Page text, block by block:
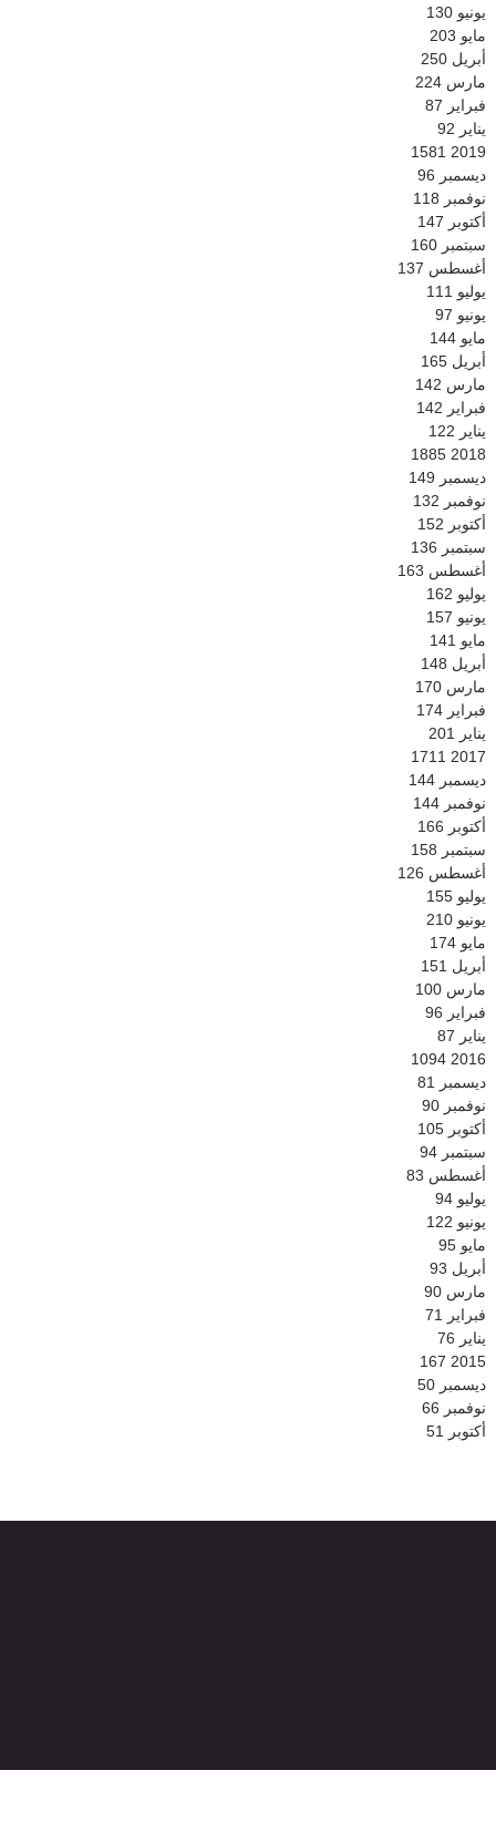
يونيو 130
مايو 203
أبريل 250
مارس 224
فبراير 87
يناير 92
2019
1581
ديسمبر 96
نوفمبر 118
أكتوبر 147
سبتمبر 160
أغسطس 137
يوليو 111
يونيو 97
مايو 144
أبريل 165
مارس 142
فبراير 142
يناير 122
2018
1885
ديسمبر 149
نوفمبر 132
أكتوبر 152
سبتمبر 136
أغسطس 163
يوليو 162
يونيو 157
مايو 141
أبريل 148
مارس 170
فبراير 174
يناير
201
2017
1711
ديسمبر 144
نوفمبر 144
أكتوبر 166
سبتمبر 158
أغسطس 126
يوليو 155
يونيو 210
مايو 174
أبريل 151
مارس 100
فبراير 96
يناير 87
2016
1094
ديسمبر
81
نوفمبر 90
أكتوبر 105
سبتمبر 94
أغسطس 83
يوليو 94
يونيو 122
مايو 95
أبريل 93
مارس 90
فبراير
71
يناير 76
2015
167
ديسمبر 50
نوفمبر 66
أكتوبر
51